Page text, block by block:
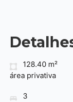
128.40 m²
área privativa
3